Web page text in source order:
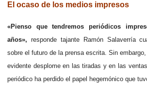
El ocaso de los medios impresos
«Pienso que tendremos periódicos
años», responde tajante Ramón Salaverría
sobre el futuro de la prensa escrita. Sin
evidente desplome en las tiradas y en las
periódico ha perdido el papel hegemónico que